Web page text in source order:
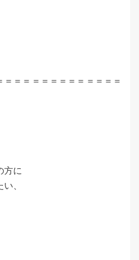
＝＝＝＝＝＝＝＝＝＝＝＝
方に
、